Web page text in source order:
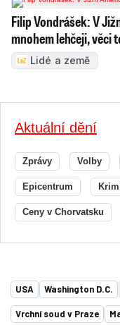
Filip Vondrášek: V
mnohem lehčeji, věci
Lidé a země
Aktuální dění
Zprávy Volby
Epicentrum
Ceny v Chorvatsku
USA Washington D.C.
Vrchní soud v Praze